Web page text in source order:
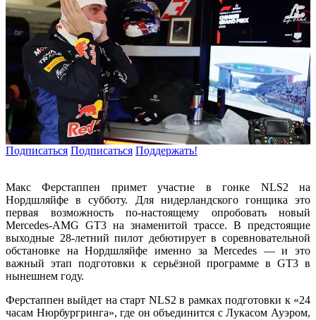
Подписаться Подписаться Поддержать!
Макс Ферстаппен примет участие в гонке NLS2 на
Нордшляйфе в субботу. Для нидерландского гонщика это
первая возможность по-настоящему опробовать новый
Mercedes-AMG GT3 на знаменитой трассе. В предстоящие
выходные 28-летний пилот дебютирует в соревновательной
обстановке на Нордшляйфе именно за Mercedes — и это
важный этап подготовки к серьёзной программе в GT3 в
нынешнем году.
Ферстаппен выйдет на старт NLS2 в рамках подготовки к «24
часам Нюрбургринга», где он объединится с Лукасом Ауэром,